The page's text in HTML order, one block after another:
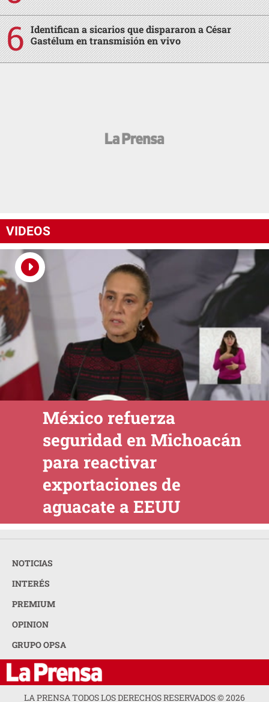
Identifican a sicarios que dispararon a César
Gastélum en transmisión en vivo
VIDEOS
México refuerza
seguridad en Michoacán
para reactivar
exportaciones de
aguacate a EEUU
NOTICIAS
INTERÉS
PREMIUM
OPINION
GRUPO OPSA
LA PRENSA TODOS LOS DERECHOS RESERVADOS ©2026